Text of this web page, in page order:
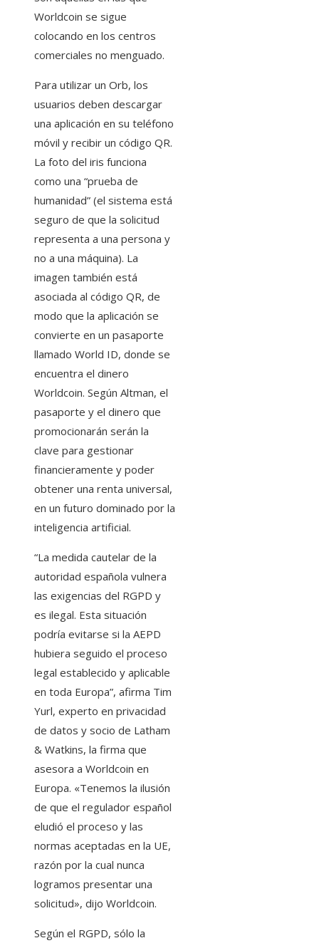
Worldcoin se sigue
colocando en los centros
comerciales no menguado.
Para utilizar un Orb, los
usuarios deben descargar
una aplicación en su teléfono
móvil y recibir un código QR.
La foto del iris funciona
como una “prueba de
humanidad” (el sistema está
seguro de que la solicitud
representa a una persona y
no a una máquina). La
imagen también está
asociada al código QR, de
modo que la aplicación se
convierte en un pasaporte
llamado World ID, donde se
encuentra el dinero
Worldcoin. Según Altman, el
pasaporte y el dinero que
promocionarán serán la
clave para gestionar
financieramente y poder
obtener una renta universal,
en un futuro dominado por la
inteligencia artificial.
“La medida cautelar de la
autoridad española vulnera
las exigencias del RGPD y
es ilegal. Esta situación
podría evitarse si la AEPD
hubiera seguido el proceso
legal establecido y aplicable
en toda Europa”, afirma Tim
Yurl, experto en privacidad
de datos y socio de Latham
& Watkins, la firma que
asesora a Worldcoin en
Europa. «Tenemos la ilusión
de que el regulador español
eludió el proceso y las
normas aceptadas en la UE,
razón por la cual nunca
logramos presentar una
solicitud», dijo Worldcoin.
Según el RGPD, sólo la